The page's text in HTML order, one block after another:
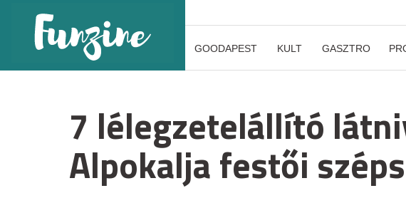
GOODAPEST KULT GASZTRO
7 lélegzetelállító
Alpokalja festői